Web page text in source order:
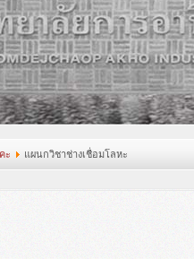
ะ แผนกวิชาช่างเชื่อมโลหะ